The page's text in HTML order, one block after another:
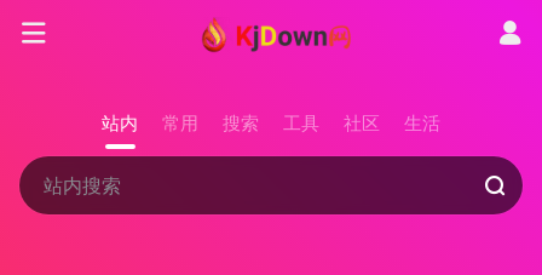
站内 常用 搜索 工具 社区 生活